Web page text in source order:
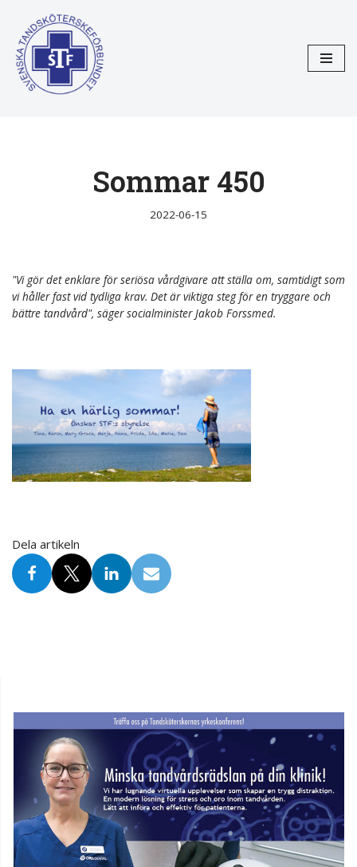
Hoppa
till
innehåll
Sommar 450
2022-06-15
"Vi gör det enklare för seriösa vårdgivare att ställa om, samtidigt som
vi håller fast vid tydliga krav. Det är viktiga steg för en tryggare och
bättre tandvård", säger socialminister Jakob Forssmed.
Dela artikeln